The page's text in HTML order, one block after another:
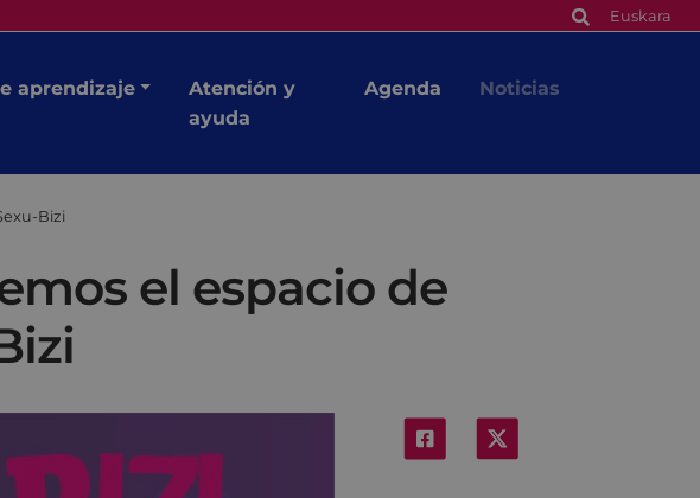
Euskara
aprendizaje
Atención y
ayuda
Agenda Noticias
Bizi
el espacio de